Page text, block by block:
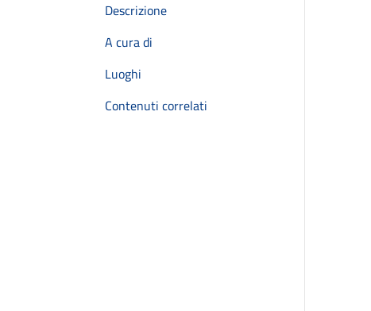
Descrizione
A cura di
Luoghi
Contenuti correlati